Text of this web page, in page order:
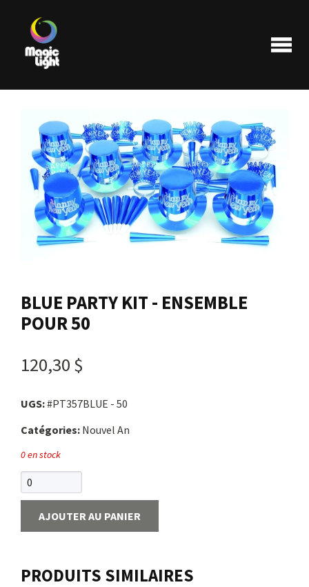
Produits
Les plus populaires
Liquidations
Nous joindre
Me connecter
Panier
BLUE PARTY KIT - ENSEMBLE
POUR 50
120,30 $
UGS:#PT357BLUE - 50
Catégories: Nouvel An
0 en stock
AJOUTER AU PANIER
PRODUITS SIMILAIRES